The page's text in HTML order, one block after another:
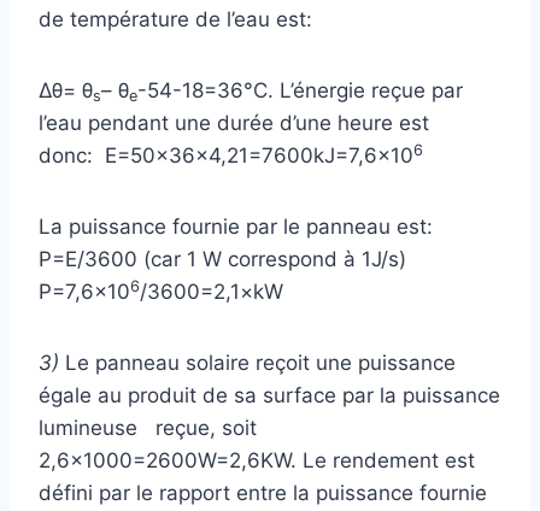
de température de l’eau est:
Δθ= θs– θe-54-18=36°C. L’énergie reçue par
l’eau pendant une durée d’une heure est
donc: E=50×36×4,21=7600kJ=7,6×106
La puissance fournie par le panneau est:
P=E/3600 (car 1 W correspond à 1J/s)
P=7,6×106/3600=2,1×kW
3) Le panneau solaire reçoit une puissance
égale au produit de sa surface par la puissance
lumineuse reçue, soit
2,6×1000=2600W=2,6KW. Le rendement est
défini par le rapport entre la puissance fournie